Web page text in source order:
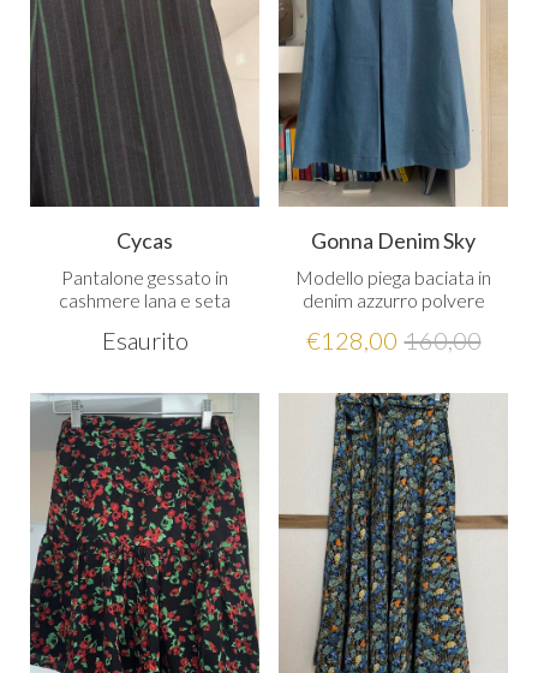
Cycas
Pantalone gessato in
cashmere lana e seta
Esaurito
Gonna Denim Sky
Modello piega baciata in
denim azzurro polvere
€128,00 160,00